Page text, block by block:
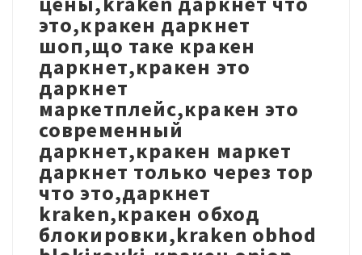
это,кракен даркнет
шоп,що таке кракен
даркнет,кракен это
даркнет
маркетплейс,кракен это
современный
даркнет,кракен маркет
даркнет только через тор
что это,даркнет
kraken,кракен обход
блокировки,kraken obhod